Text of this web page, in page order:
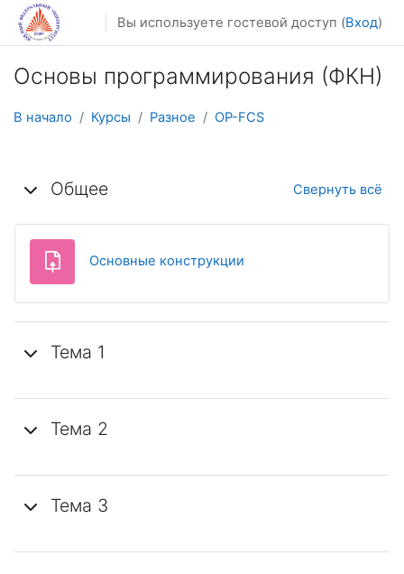
Перейти к основному содержанию
Вы используете гостевой доступ (Вход)
Основы программирования (ФКН)
В начало Курсы Разное OP-FCS
Общее Свернуть всё
Основные конструкции
Тема 1
Тема 2
Тема 3